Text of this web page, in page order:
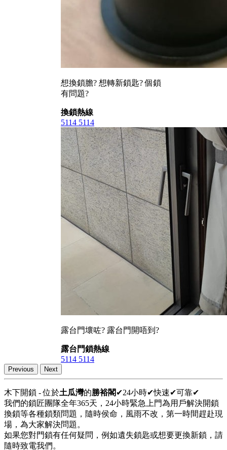
想換鎖膽? 想轉新鎖匙? 個鎖
有問題?
換鎖熱線
5114 5114
露台門壞咗? 露台門開唔到?
露台門鎖熱線
5114 5114
Previous Next
木下開鎖 - 位於土瓜灣的勝裕閣 ✔24小時✔快速✔可靠✔
我們的鎖匠團隊全年365天，24小時緊急上門為用戶解決開鎖
換鎖等各種鎖類問題，隨時侯命，風雨不改，第一時間趕赴現
場，為大家解決問題。
如果您對門鎖有任何疑問，例如遺失鎖匙或想要更換新鎖，請
隨時致電我們。